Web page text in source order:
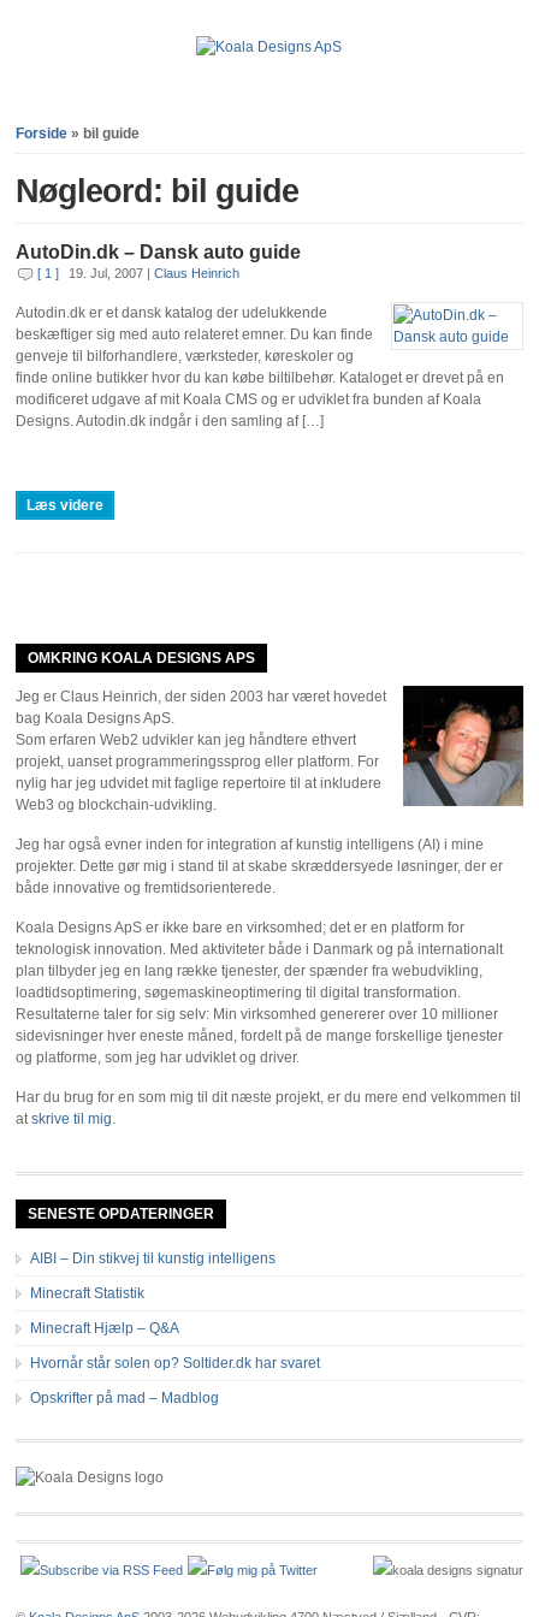
Forside » bil guide
Nøgleord: bil guide
AutoDin.dk – Dansk auto guide
[ 1 ] 19. Jul, 2007 |Claus Heinrich
Autodin.dk er et dansk katalog der udelukkende
beskæftiger sig med auto relateret emner. Du kan finde
genveje til bilforhandlere, værksteder, køreskoler og
finde online butikker hvor du kan købe biltilbehør. Kataloget er drevet på en
modificeret udgave af mit Koala CMS og er udviklet fra bunden af Koala
Designs. Autodin.dk indgår i den samling af […]
Læs videre
OMKRING KOALA DESIGNS APS
Jeg er Claus Heinrich, der siden 2003 har været hovedet
bag Koala Designs ApS.
Som erfaren Web2 udvikler kan jeg håndtere ethvert
projekt, uanset programmeringssprog eller platform. For
nylig har jeg udvidet mit faglige repertoire til at inkludere
Web3 og blockchain-udvikling.
Jeg har også evner inden for integration af kunstig intelligens (AI) i mine
projekter. Dette gør mig i stand til at skabe skræddersyede løsninger, der er
både innovative og fremtidsorienterede.
Koala Designs ApS er ikke bare en virksomhed; det er en platform for
teknologisk innovation. Med aktiviteter både i Danmark og på internationalt
plan tilbyder jeg en lang række tjenester, der spænder fra webudvikling,
loadtidsoptimering, søgemaskineoptimering til digital transformation.
Resultaterne taler for sig selv: Min virksomhed genererer over 10 millioner
sidevisninger hver eneste måned, fordelt på de mange forskellige tjenester
og platforme, som jeg har udviklet og driver.
Har du brug for en som mig til dit næste projekt, er du mere end velkommen til
atskrive til mig.
SENESTE OPDATERINGER
AIBI – Din stikvej til kunstig intelligens
Minecraft Statistik
Minecraft Hjælp – Q&A
Hvornår står solen op? Soltider.dk har svaret
Opskrifter på mad – Madblog